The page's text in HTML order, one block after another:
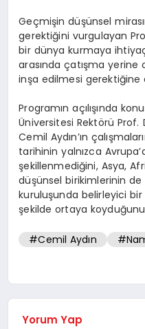
Geçmişin düşünsel
gerektiğini vurgulayan
bir dünya kurmaya
arasında çatışma
inşa edilmesi gerektiğine
Programın açılışında
Üniversitesi Rektörü Prof.
Cemil Aydın’ın
tarihinin yalnızca
şekillenmediğini, Asya,
düşünsel birikimlerinin
kuruluşunda belirleyici bir
şekilde ortaya
#Cemil Aydın
Yorum Yap